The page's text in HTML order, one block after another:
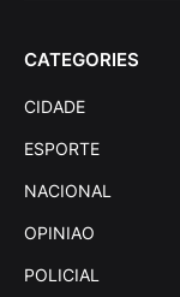
CATEGORIES
CIDADE
ESPORTE
NACIONAL
OPINIAO
POLICIAL